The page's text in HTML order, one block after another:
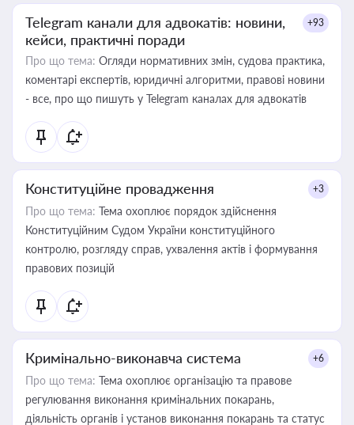
Telegram канали для адвокатів: новини,
кейси, практичні поради
+93
Про що тема: Огляди нормативних змін, судова практика,
коментарі експертів, юридичні алгоритми, правові новини
- все, про що пишуть у Telegram каналах для адвокатів
Конституційне провадження +3
Про що тема: Тема охоплює порядок здійснення
Конституційним Судом України конституційного
контролю, розгляду справ, ухвалення актів і формування
правових позицій
Кримінально-виконавча система +6
Про що тема: Тема охоплює організацію та правове
регулювання виконання кримінальних покарань,
діяльність органів і установ виконання покарань та статус